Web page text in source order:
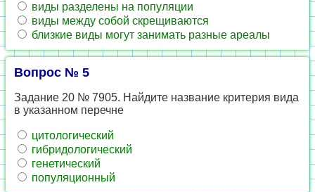
виды разделены на популяции
виды между собой скрещиваются
близкие виды могут занимать разные ареалы
Вопрос № 5
Задание 20 № 7905. Найдите название критерия вида
в указанном перечне
цитологический
гибридологический
генетический
популяционный